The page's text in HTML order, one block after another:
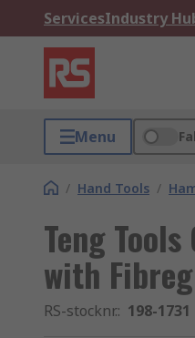
ServicesIndustry
Menu
/ Hand Tools /
Teng
with
RS-stocknr.: 198-1731